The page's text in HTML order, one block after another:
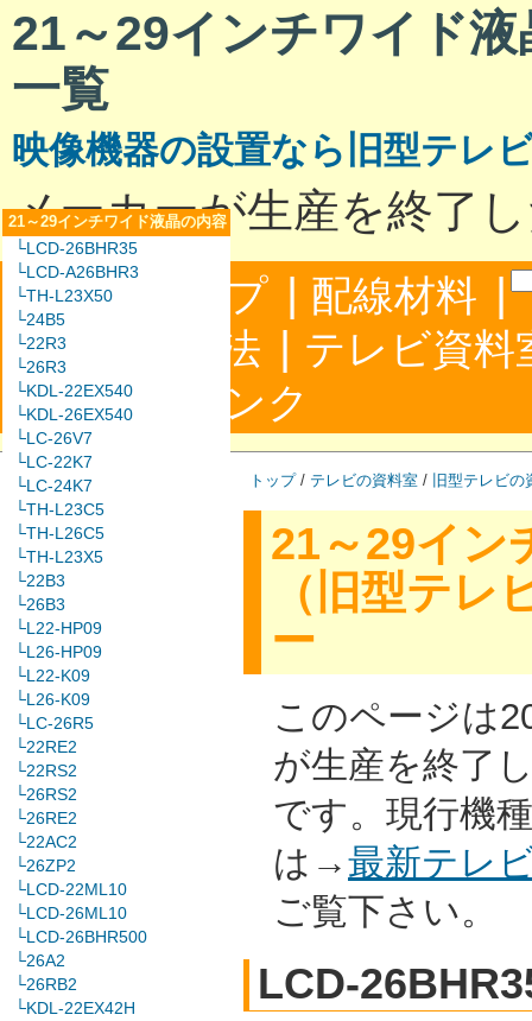
21～29インチワイド
一覧
映像機器の設置なら旧型テレ
メーカーが生産を終了
サイトマップ | 配線材料 |
配線接続方法 | テレビ資料
合わせ
リンク
トップ/ テレビの資料室 / 旧型テレビの
21～29イン
（旧型テレ
ー
このページは
が生産を終了
です。現行機
は→最新テレ
ご覧下さい。
LCD-
21～29インチワイド液晶の内容
└LCD-26BHR35
└LCD-A26BHR3
└TH-L23X50
└24B5
└22R3
└26R3
└KDL-22EX540
└KDL-26EX540
└LC-26V7
└LC-22K7
└LC-24K7
└TH-L23C5
└TH-L26C5
└TH-L23X5
└22B3
└26B3
└L22-HP09
└L26-HP09
└L22-K09
└L26-K09
└LC-26R5
└22RE2
└22RS2
└26RS2
└26RE2
└22AC2
└26ZP2
└LCD-22ML10
└LCD-26ML10
└LCD-26BHR500
└26A2
└26RB2
└KDL-22EX42H